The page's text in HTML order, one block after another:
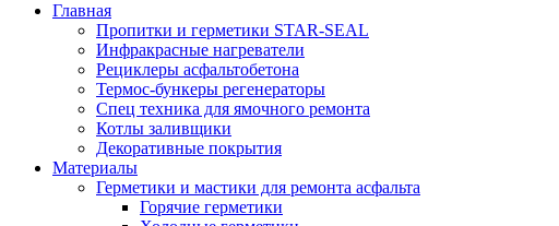
Главная
Пропитки и герметики STAR-SEAL
Инфракрасные нагреватели
Рециклеры асфальтобетона
Термос-бункеры регенераторы
Спец техника для ямочного ремонта
Котлы заливщики
Декоративные покрытия
Материалы
Герметики и мастики для ремонта асфальта
Горячие герметики